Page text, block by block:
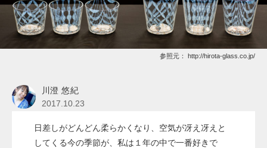
参照元： http://hirota-glass.co.jp/
川澄 悠紀
2017.10.23
日差しがどんどん柔らかくなり、空気が冴え冴えと
してくる今の季節が、私は１年の中で一番好きで